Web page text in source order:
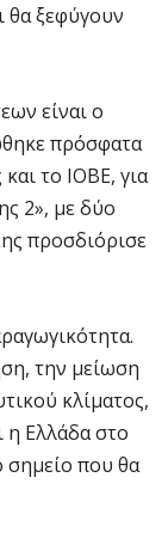
θα ξεφύγουν
είναι ο
πρόσφατα
το ΙΟΒΕ, για
2», με δύο
προσδιόρισε
την μείωση
κλίματος,
η Ελλάδα στο
σημείο που θα